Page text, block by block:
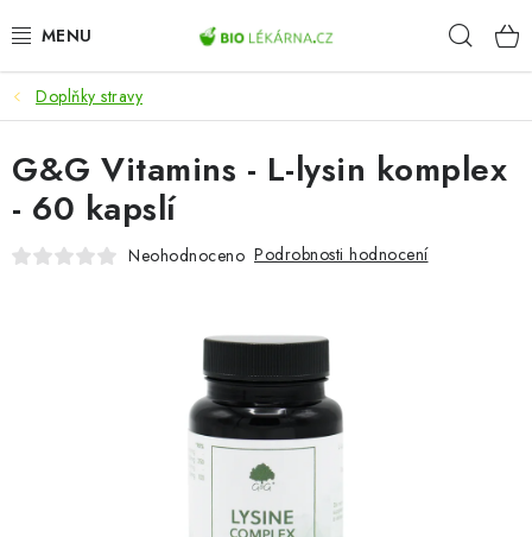
na
AKCE
DOPLŇKY STRAVY
PŘÍRODNÍ KOSMETIKA
ZDRAVOTNÍ OKRUHY
Doplňky stravy
G&G Vitamins - L-lysin komplex
- 60 kapslí
Neohodnoceno Podrobnosti hodnocení